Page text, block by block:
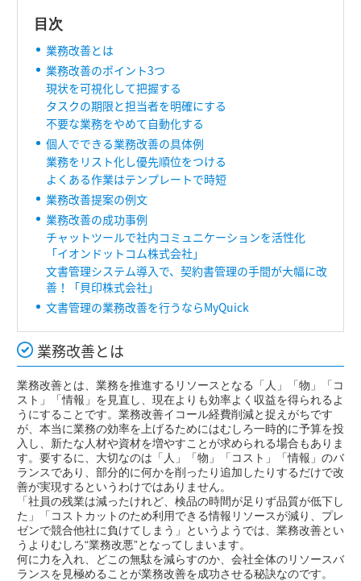
目次
業務改善とは
業務改善のポイント3つ
現状を可視化して把握する
タスクの期限と担当者を明確にする
不要な業務をやめて自動化する
個人でできる業務改善の具体例
業務をリスト化し優先順位をつける
よくある作業はテンプレートで時短
業務改善提案の例文
業務改善の成功事例
チャットツールで社内コミュニケーションを活性化
「イオンドットコム株式会社」
文書管理システム導入で、契約書管理の手間が大幅に改
善！「貝印株式会社」
文書管理の業務改善を行うならMyQuick
業務改善とは
業務改善とは、業務を推進するリソースとなる「人」「物」「コ
スト」「情報」を見直し、現在よりも効率よく収益を得られるよ
うにすることです。業務改善イコール経費削減と捉えがちです
が、本当に業務の効率を上げるためにはむしろ一時的に予算を投
入し、新たな人材や資材を増やすことが求められる場合もありま
す。要するに、大切なのは「人」「物」「コスト」「情報」のバ
ランスであり、部分的に何かを削ったり追加したりするだけで改
善が実現するというわけではありません。
「社員の残業は減ったけれど、検品の時間が足りず品質が低下し
た」「コストカットのため利用できる情報リソースが減り、プレ
ゼンで競合他社に負けてしまう」というようでは、業務改善とい
うよりむしろ“業務改悪”となってしまいます。
何に力を入れ、どこの無駄を減らすのか、会社全体のリソースバ
ランスを見極めることが業務改善を成功させる秘訣なのです。